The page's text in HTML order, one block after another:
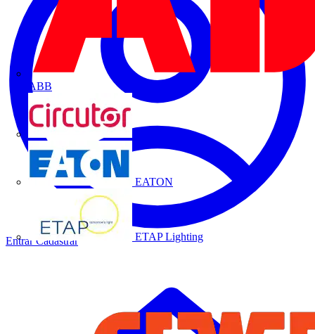
ABB
CIRCUTOR
EATON
ETAP Lighting
Entrar Cadastrar